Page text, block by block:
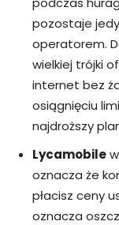
pozostaje
operatorem.
wielkiej trójki
internet bez
osiągnięciu
najdroższy
Lycamobile
oznacza że
płacisz ceny
oznacza